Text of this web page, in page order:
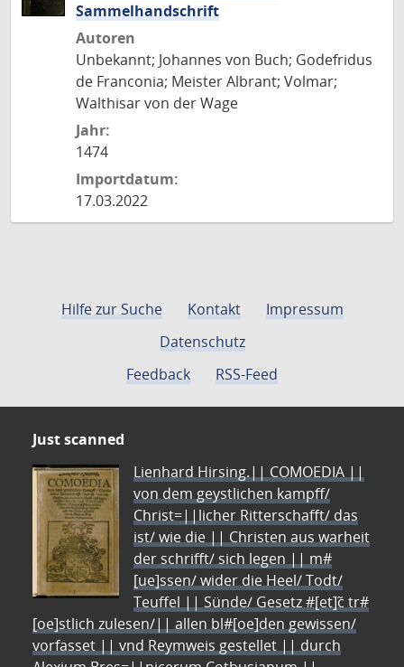
Sammelhandschrift
Autoren
Unbekannt; Johannes von Buch; Godefridus
de Franconia; Meister Albrant; Volmar;
Walthisar von der Wage
Jahr:
1474
Importdatum:
17.03.2022
Hilfe zur Suche Kontakt
Impressum
Datenschutz
Feedback
RSS-Feed
Just scanned
Lienhard Hirsing.|| COMOEDIA ||
von dem geystlichen kampff/
Christ=||licher Ritterschafft/ das
ist/ wie die || Christen aus warheit
der schrifft/ sich legen || m#
[ue]ssen/ wider die Heel/ Todt/
Teuffel || Sünde/ Gesetz #[et]c̃ tr#
[oe]stlich zulesen/|| allen bl#[oe]den gewissen/
vorfasset || vnd Reymweis gestellet || durch